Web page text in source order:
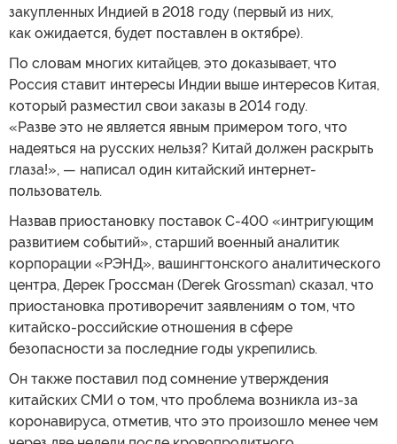
закупленных Индией в 2018 году (первый из них,
как ожидается, будет поставлен в октябре).
По словам многих китайцев, это доказывает, что
Россия ставит интересы Индии выше интересов Китая,
который разместил свои заказы в 2014 году.
«Разве это не является явным примером того, что
надеяться на русских нельзя? Китай должен раскрыть
глаза!», — написал один китайский интернет-
пользователь.
Назвав приостановку поставок С-400 «интригующим
развитием событий», старший военный аналитик
корпорации «РЭНД», вашингтонского аналитического
центра, Дерек Гроссман (Derek Grossman) сказал, что
приостановка противоречит заявлениям о том, что
китайско-российские отношения в сфере
безопасности за последние годы укрепились.
Он также поставил под сомнение утверждения
китайских СМИ о том, что проблема возникла из-за
коронавируса, отметив, что это произошло менее чем